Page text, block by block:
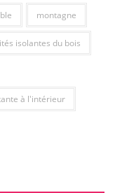
montagne
isolantes du bois
à l'intérieur